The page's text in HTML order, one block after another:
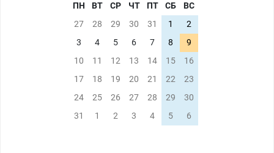
ПН
ВТ СР ЧТ ПТ СБ
ВС
27
28 29 30 31 1
2
3
4 5 6 7 8
9
10
11 12 13 14 15
16
17
18 19 20 21 22
23
24
25 26 27 28 29
30
31
1 2 3 4 5 6